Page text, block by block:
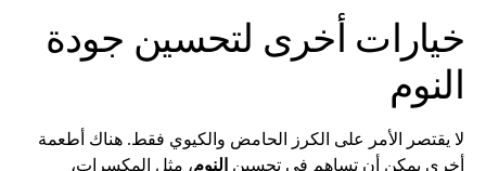
خيارات أخرى لتحسين جودة
النوم
لا يقتصر الأمر على الكرز الحامض والكيوي فقط. هناك أطعمة
أخرى يمكن أن تساهم في تحسين النوم، مثل المكسرات،